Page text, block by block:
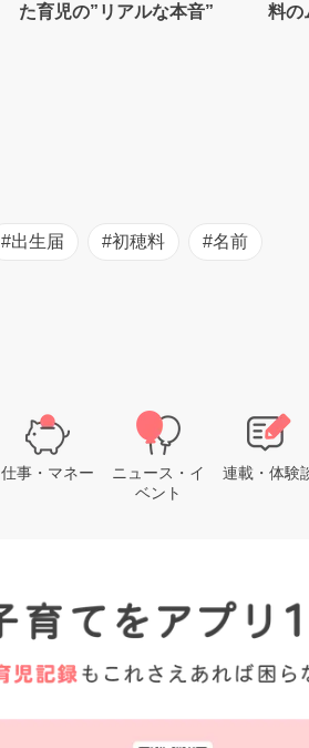
た育児の”リアルな本音”
料の
#出生届 #初穂料 #名前
仕事・マネー
ニュース・イ
ベント
連載・体験